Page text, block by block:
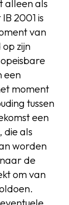
alleen als
2001 is
van
zijn
een
moment
tussen
een
als
worden
de
om van